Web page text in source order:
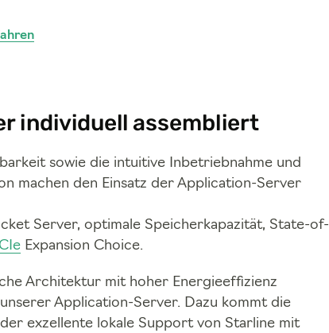
individuell assembliert
sowie die intuitive Inbetriebnahme und
machen den Einsatz der Application-Server
Server, optimale Speicherkapazität, State-of-
Expansion Choice.
Architektur mit hoher Energieeffizienz
Application-Server. Dazu kommt die
exzellente lokale Support von Starline mit